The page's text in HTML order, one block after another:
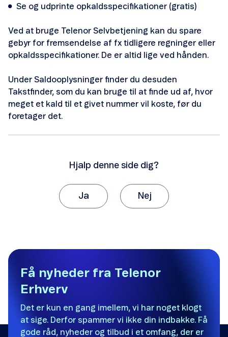
Se og udprinte opkaldsspecifikationer (gratis)
Ved at bruge Telenor Selvbetjening kan du spare
gebyr for fremsendelse af fx tidligere regninger eller
opkaldsspecifikationer. De er altid lige ved hånden.
Under Saldooplysninger finder du desuden
Takstfinder, som du kan bruge til at finde ud af, hvor
meget et kald til et givet nummer vil koste, før du
foretager det.
Hjalp denne side dig?
Ja Nej
Det var ikke det, jeg ledte efter.
Der er ikke nok eksempler.
Informationen er svær at forstå.
Oplysningerne løser ikke mit problem.
Få nyheder fra Telenor
Erhverv
Det er kun en gang imellem, vi har noget klogt
at sige. Derfor spammer vi ikke din indbakke. Få
gode råd, nyheder og tilbud i et omfang, der er